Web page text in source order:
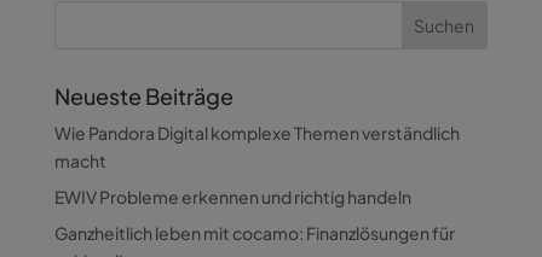
Neueste Beiträge
Wie Pandora Digital komplexe Themen verständlich
macht
EWIV Probleme erkennen und richtig handeln
Ganzheitlich leben mit cocamo: Finanzlösungen für